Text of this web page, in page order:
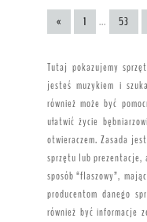
« 1 ... 53
Tutaj pokazujemy
jesteś muzykiem i
również może być
ułatwić życie
otwieraczem. Zasada
sprzętu lub
sposób “flaszowy”,
producentom danego
również być informacje